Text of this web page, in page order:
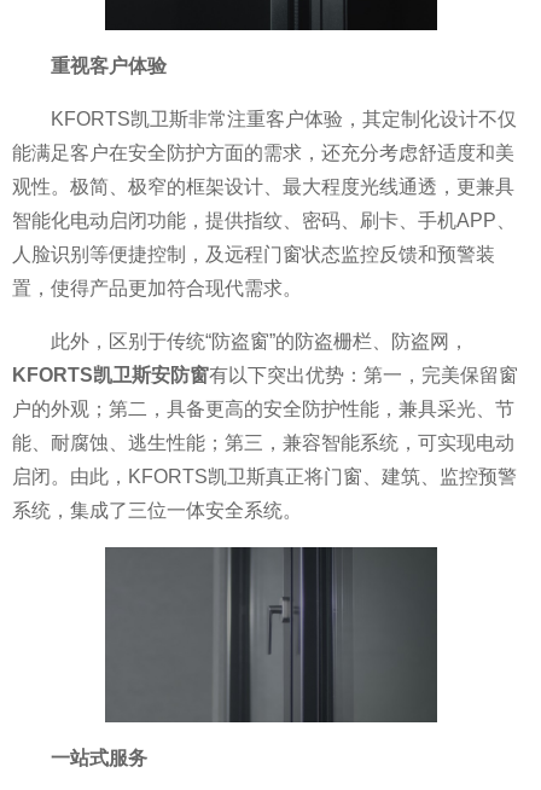
重视客户体验
KFORTS凯卫斯非常注重客户体验，其定制化设计不仅
能满足客户在安全防护方面的需求，还充分考虑舒适度和美
观性。极简、极窄的框架设计、最大程度光线通透，更兼具
智能化电动启闭功能，提供指纹、密码、刷卡、手机APP、
人脸识别等便捷控制，及远程门窗状态监控反馈和预警装
置，使得产品更加符合现代需求。
此外，区别于传统“防盗窗”的防盗栅栏、防盗网，
KFORTS凯卫斯安防窗有以下突出优势：第一，完美保留窗
户的外观；第二，具备更高的安全防护性能，兼具采光、节
能、耐腐蚀、逃生性能；第三，兼容智能系统，可实现电动
启闭。由此，KFORTS凯卫斯真正将门窗、建筑、监控预警
系统，集成了三位一体安全系统。
一站式服务